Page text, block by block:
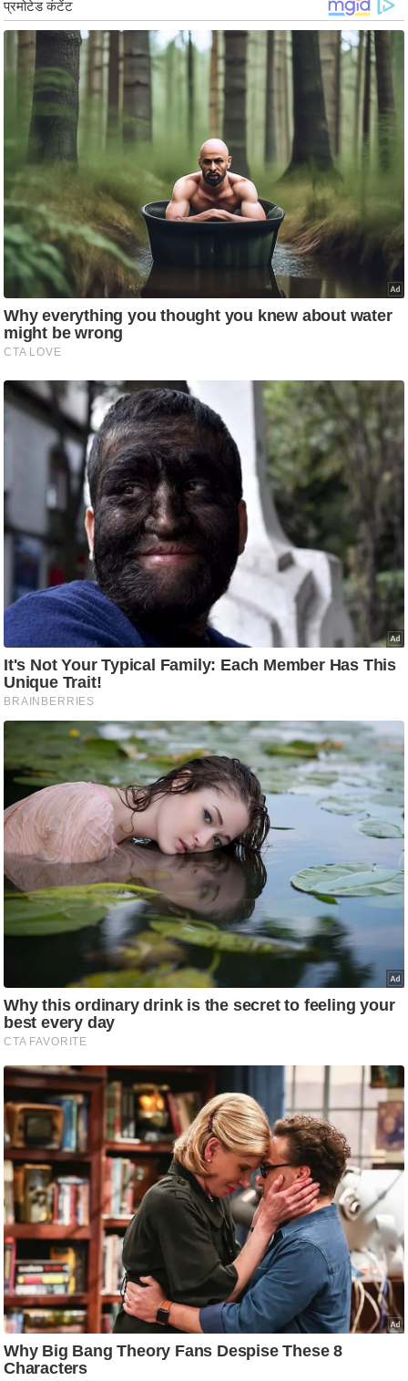
/
फै
श
लू
स्खे
प
र्य
न
स्थ
ल
फि
ट
रि
ले
न
शि
प
रा
ज
नी
ति
वि
श्ले
ष
ण
स
म
सा
क
मा
तृ
भू
मि
स्तं
भ
ए
म
.
र
.
आ
ई
.